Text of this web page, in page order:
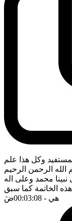
وكل هذا علم
الرحمن الرحيم
محمد وعلى اله
الخاتمة كما سبق
هي - 00:03:08 ضَ